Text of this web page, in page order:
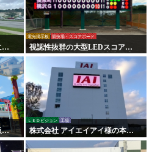
対
設
電光掲示板 競技場・スコアボード
視認性抜群の大型LEDスコアボ
ードを設置しました。地域と球
場の活性化に貢献【静岡県 桃沢
グラウンド様】
設
を
ＬＥＤビジョン 工場
株式会社 アイエイアイ様の本社
外壁に大型屋外LEDビジョンを
導入｜企業PRと地域貢献を両立